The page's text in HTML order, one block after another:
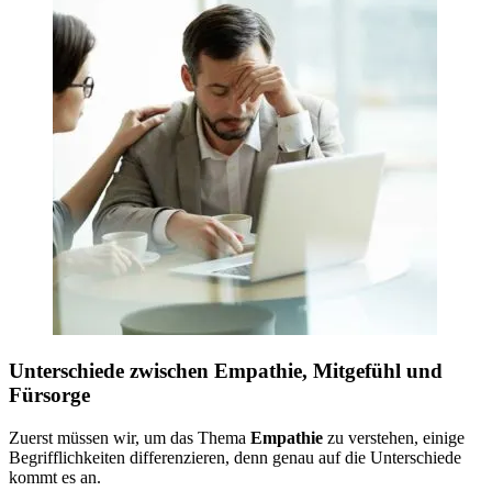
Unterschiede zwischen Empathie, Mitgefühl und
Fürsorge
Zuerst müssen wir, um das Thema Empathie zu verstehen, einige
Begrifflichkeiten differenzieren, denn genau auf die Unterschiede
kommt es an.